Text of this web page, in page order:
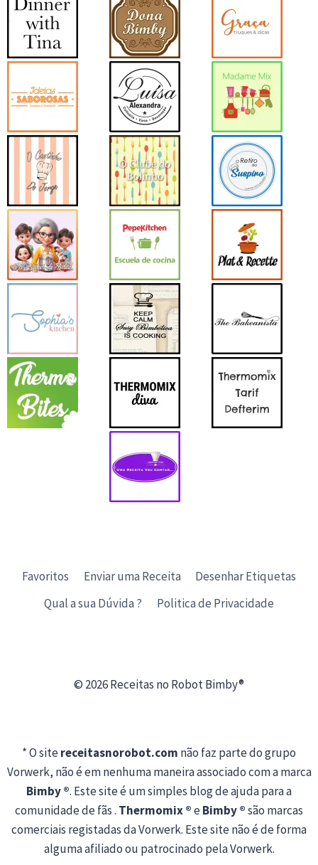
Favoritos Enviar uma Receita
Desenhar Etiquetas
Qual a sua Dúvida ?
Politica de Privacidade
© 2026 Receitas no Robot Bimby®
* O sitereceitasnorobot.com não faz parte do grupo
Vorwerk, não é em nenhuma maneira associado com a marca
Bimby ®. Este site é um simples blog de ajuda para a
comunidade de fãs . Thermomix ®eBimby ®são marcas
comerciais registadas da Vorwerk. Este site não é de forma
alguma afiliado ou patrocinado pela Vorwerk.